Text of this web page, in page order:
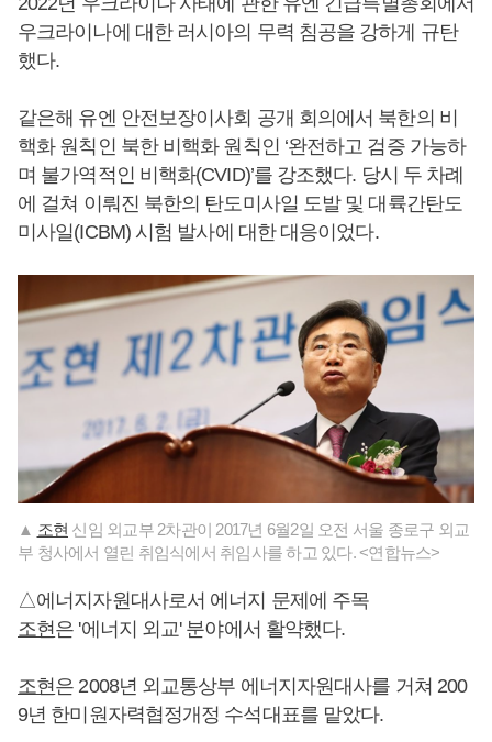
우크라이나에 대한 러시아의 무력 침공을 강하게 규탄
했다.
같은해 유엔 안전보장이사회 공개 회의에서 북한의 비
핵화 원칙인 북한 비핵화 원칙인 ‘완전하고 검증 가능하
며 불가역적인 비핵화(CVID)’를 강조했다. 당시 두 차례
에 걸쳐 이뤄진 북한의 탄도미사일 도발 및 대륙간탄도
미사일(ICBM) 시험 발사에 대한 대응이었다.
▲ 조현 신임 외교부 2차관이 2017년 6월2일 오전 서울 종로구 외교
부 청사에서 열린 취임식에서 취임사를 하고 있다. <연합뉴스>
△에너지자원대사로서 에너지 문제에 주목
조현은 '에너지 외교' 분야에서 활약했다.
조현은 2008년 외교통상부 에너지자원대사를 거쳐 200
9년 한미원자력협정개정 수석대표를 맡았다.